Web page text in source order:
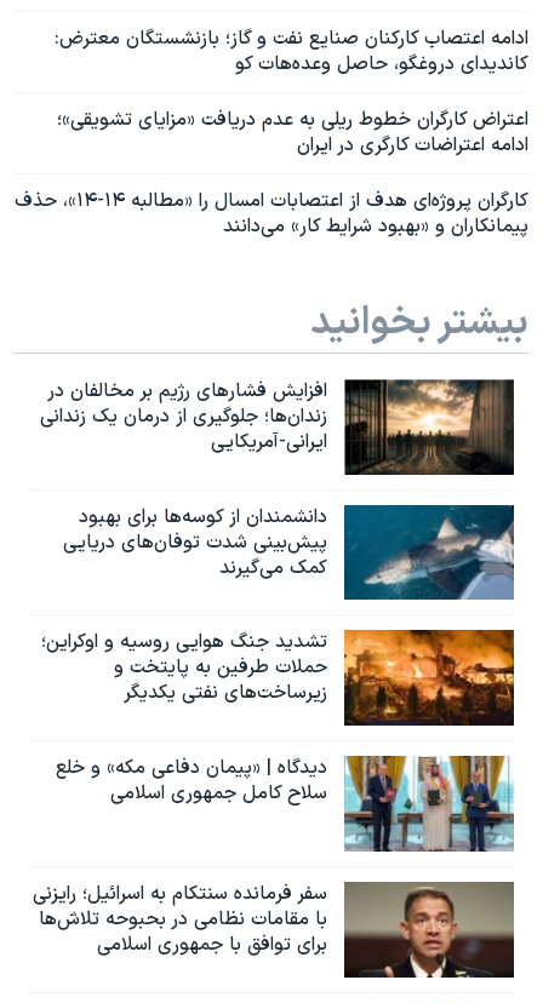
ادامه اعتصاب کارکنان صنایع نفت و گاز؛ بازنشستگان معترض:
کاندیدای دروغگو، حاصل وعده‌هات کو
اعتراض کارگران خطوط ریلی به عدم دریافت «مزایای تشویقی»؛
ادامه اعتراضات کارگری در ایران
کارگران پروژه‌ای هدف از اعتصابات امسال را «مطالبه ۱۴-۱۴»، حذف
پیمانکاران و «بهبود شرایط کار» می‌دانند
بیشتر بخوانید
افزایش فشارهای رژیم بر مخالفان در
زندان‌ها؛ جلوگیری از درمان یک زندانی
ایرانی-آمریکایی
دانشمندان از کوسه‌ها برای بهبود
پیش‌بینی شدت توفان‌های دریایی
کمک می‌گیرند
تشدید جنگ هوایی روسیه و اوکراین؛
حملات طرفین به پایتخت‌ و
زیرساخت‌های نفتی یکدیگر
دیدگاه | «پیمان دفاعی مکه» و خلع
سلاح کامل جمهوری اسلامی
سفر فرمانده سنتکام به اسرائیل؛ رایزنی
با مقامات نظامی در بحبوحه تلاش‌ها
برای توافق با جمهوری اسلامی